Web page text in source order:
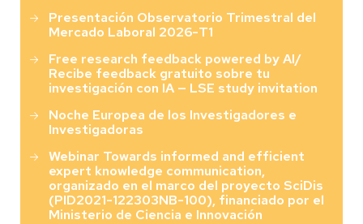
Presentación Observatorio Trimestral del
Mercado Laboral 2026-T1
Free research feedback powered by AI/
Recibe feedback gratuito sobre tu
investigación con IA — LSE study invitation
Noche Europea de los Investigadores e
Investigadoras
Webinar Towards informed and efficient
expert knowledge communication,
organizado en el marco del proyecto SciDis
(PID2021-122303NB-100), financiado por el
Ministerio de Ciencia e Innovación